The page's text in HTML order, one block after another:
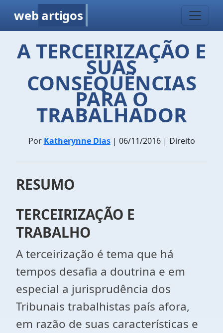
web artigos
A TERCEIRIZAÇÃO E
SUAS
CONSEQUÊNCIAS
PARA O
TRABALHADOR
Por Katherynne Dias| 06/11/2016 | Direito
RESUMO
TERCEIRIZAÇÃO E
TRABALHO
A terceirização é tema que há
tempos desafia a doutrina e em
especial a jurisprudência dos
Tribunais trabalhistas país afora,
em razão de suas características e